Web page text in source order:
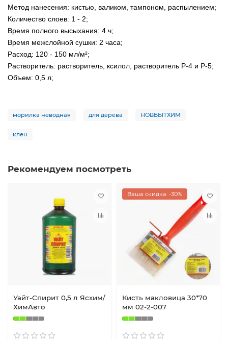
Метод нанесения: кистью, валиком, тампоном, распылением;
Количество слоев: 1 - 2;
Время полного высыхания: 4 ч;
Время межслойной сушки: 2 часа;
Расход: 120 - 150 мл/м²;
Растворитель: растворитель, ксилол, растворитель Р-4 и Р-5;
Объем: 0,5 л;
морилка неводная для дерева НОВБЫТХИМ
клен
Рекомендуем посмотреть
Уайт-Спирит 0,5 л Ясхим/
ХимАвто
Ваша скидка: -30%
Кисть макловица 30*70
мм 02-2-007